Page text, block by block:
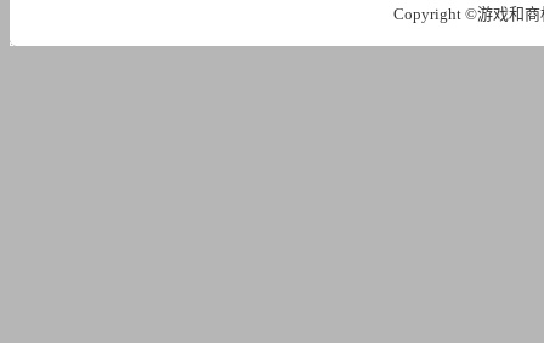
Copyright ©游戏和